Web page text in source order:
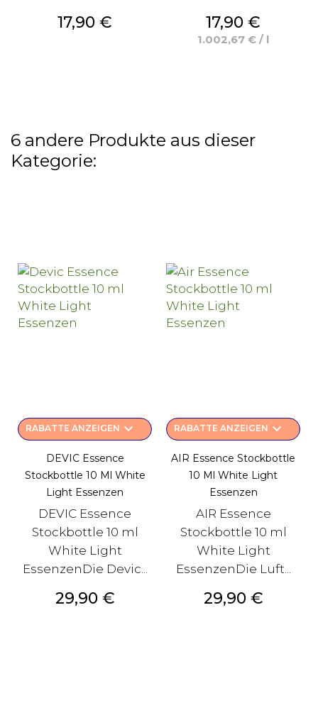
Preis
17,90 € Preis
17,90 €
1.002,67 € / l
6 andere Produkte aus dieser
Kategorie:
RABATTE ANZEIGEN keyboard_arrow_down
DEVIC Essence
Stockbottle 10 Ml White
Light Essenzen
DEVIC Essence
Stockbottle 10 ml
White Light
EssenzenDie Devic...
Preis
29,90 €
RABATTE ANZEIGEN keyboard_arrow_down
AIR Essence Stockbottle
10 Ml White Light
Essenzen
AIR Essence
Stockbottle 10 ml
White Light
EssenzenDie Luft...
Preis
29,90 €